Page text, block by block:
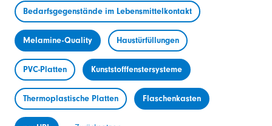
Bedarfsgegenstände im Lebensmittelkontakt
Melamine-Quality Haustürfüllungen
PVC-Platten Kunststofffenstersysteme
Thermoplastische Platten Flaschenkasten